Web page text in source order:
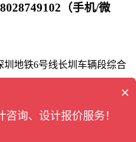
（手机/微
地铁6号线长圳车辆段综合
司
×
询、设计报价服务！